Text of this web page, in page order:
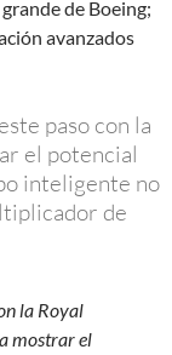
de Boeing;
avanzados
paso con la
el potencial
inteligente no
de
la Royal
mostrar el